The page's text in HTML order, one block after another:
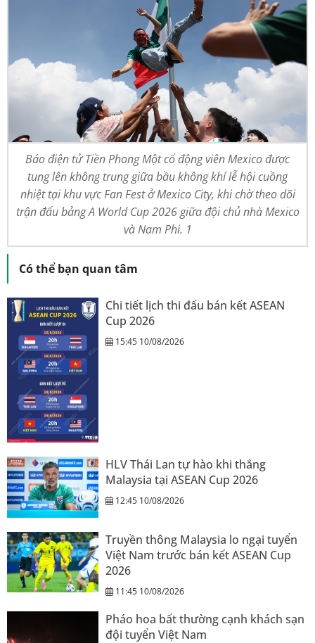
Báo điện tử Tiền Phong Một cổ động viên Mexico được
tung lên không trung giữa bầu không khí lễ hội cuồng
nhiệt tại khu vực Fan Fest ở Mexico City, khi chờ theo dõi
trận đấu bảng A World Cup 2026 giữa đội chủ nhà Mexico
và Nam Phi. 1
Có thể bạn quan tâm
Chi tiết lịch thi đấu bán kết ASEAN
Cup 2026
15:45 10/08/2026
HLV Thái Lan tự hào khi thắng
Malaysia tại ASEAN Cup 2026
12:45 10/08/2026
Truyền thông Malaysia lo ngại tuyển
Việt Nam trước bán kết ASEAN Cup
2026
11:45 10/08/2026
Pháo hoa bất thường cạnh khách sạn
đội tuyển Việt Nam